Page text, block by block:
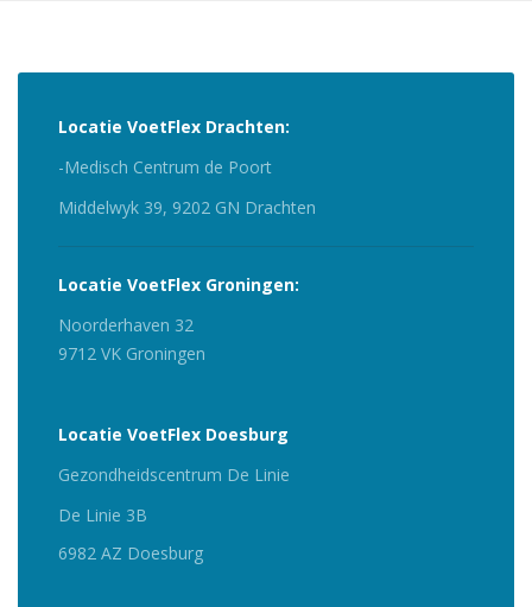
Locatie VoetFlex Drachten:
-Medisch Centrum de Poort
Middelwyk 39, 9202 GN Drachten
Locatie VoetFlex Groningen:
Noorderhaven 32
9712 VK Groningen
Locatie VoetFlex Doesburg
Gezondheidscentrum De Linie
De Linie 3B
6982 AZ Doesburg